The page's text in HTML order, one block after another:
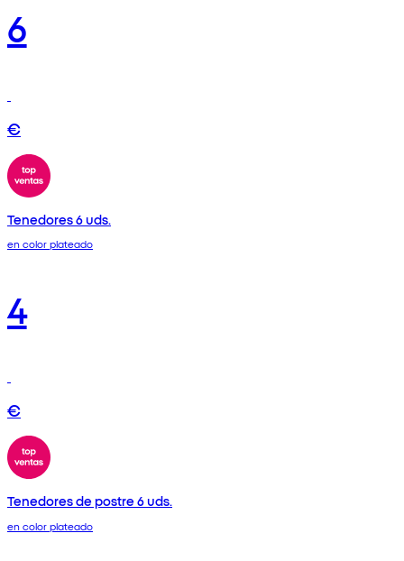
6
€
Tenedores 6 uds.
en color plateado
4
€
Tenedores de postre 6 uds.
en color plateado